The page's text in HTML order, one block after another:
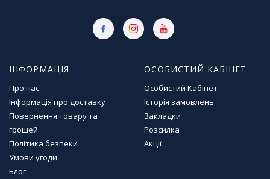
ІНФОРМАЦІЯ
Про нас
Інформація про доставку
Повернення товару та
грошей
Політика безпеки
Умови угоди
Блог
ОСОБИСТИЙ КАБІНЕТ
Особистий Кабінет
Історія замовлень
Закладки
Розсилка
Акції